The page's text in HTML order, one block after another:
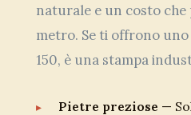
naturale e un costo
metro. Se ti offrono
150, è una stampa
Pietre preziose —